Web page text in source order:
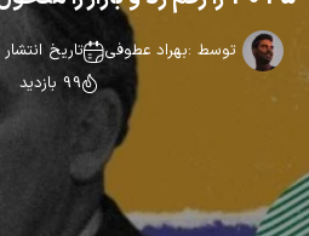
توسط :بهراد عطوفی تاریخ انتشار : 5 ماه
99 بازدید